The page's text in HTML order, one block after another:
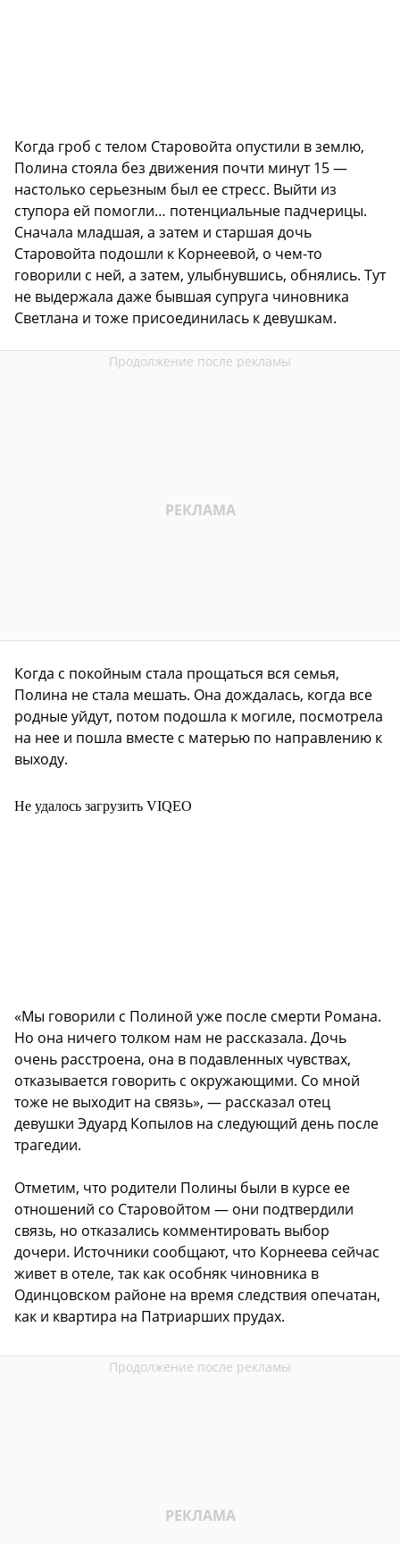
Когда гроб с телом Старовойта опустили в землю,
Полина стояла без движения почти минут 15 —
настолько серьезным был ее стресс. Выйти из
ступора ей помогли… потенциальные падчерицы.
Сначала младшая, а затем и старшая дочь
Старовойта подошли к Корнеевой, о чем-то
говорили с ней, а затем, улыбнувшись, обнялись. Тут
не выдержала даже бывшая супруга чиновника
Светлана и тоже присоединилась к девушкам.
Когда с покойным стала прощаться вся семья,
Полина не стала мешать. Она дождалась, когда все
родные уйдут, потом подошла к могиле, посмотрела
на нее и пошла вместе с матерью по направлению к
выходу.
Не удалось загрузить VIQEO
«Мы говорили с Полиной уже после смерти Романа.
Но она ничего толком нам не рассказала. Дочь
очень расстроена, она в подавленных чувствах,
отказывается говорить с окружающими. Со мной
тоже не выходит на связь», — рассказал отец
девушки Эдуард Копылов на следующий день после
трагедии.
Отметим, что родители Полины были в курсе ее
отношений со Старовойтом — они подтвердили
связь, но отказались комментировать выбор
дочери. Источники сообщают, что Корнеева сейчас
живет в отеле, так как особняк чиновника в
Одинцовском районе на время следствия опечатан,
как и квартира на Патриарших прудах.